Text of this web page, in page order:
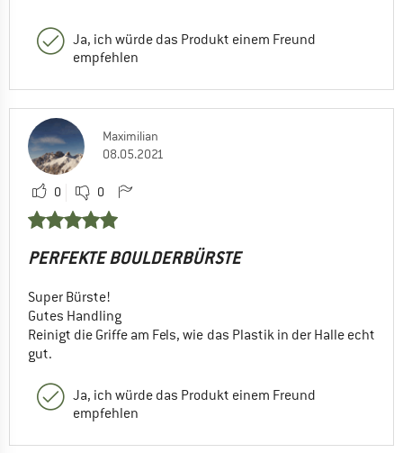
Ja, ich würde das Produkt einem Freund
empfehlen
Maximilian
08.05.2021
0 0
PERFEKTE BOULDERBÜRSTE
Super Bürste!
Gutes Handling
Reinigt die Griffe am Fels, wie das Plastik in der Halle echt
gut.
Ja, ich würde das Produkt einem Freund
empfehlen